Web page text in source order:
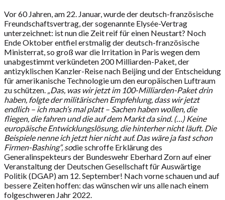
Vor 60 Jahren, am 22. Januar, wurde der deutsch-französische
Freundschaftsvertrag, der sogenannte Elysée-Vertrag
unterzeichnet: ist nun die Zeit reif für einen Neustart? Noch
Ende Oktober entfiel erstmalig der deutsch-französische
Ministerrat, so groß war die Irritation in Paris wegen dem
unabgestimmt verkündeten 200 Milliarden-Paket, der
antizyklischen Kanzler-Reise nach Beijing und der Entscheidung
für amerikanische Technologie um den europäischen Luftraum
zu schützen. „Das, was wir jetzt im 100-Milliarden-Paket drin
haben, folgte der militärischen Empfehlung, dass wir jetzt
endlich – ich mach’s mal platt – Sachen haben wollen, die
fliegen, die fahren und die auf dem Markt da sind. (…) Keine
europäische Entwicklungslösung, die hinterher nicht läuft. Die
Beispiele nenne ich jetzt hier nicht auf. Das wäre ja fast schon
Firmen-Bashing“, sodie schroffe Erklärung des
Generalinspekteurs der Bundeswehr Eberhard Zorn auf einer
Veranstaltung der Deutschen Gesellschaft für Auswärtige
Politik (DGAP) am 12. September! Nach vorne schauen und auf
bessere Zeiten hoffen: das wünschen wir uns alle nach einem
folgeschweren Jahr 2022.